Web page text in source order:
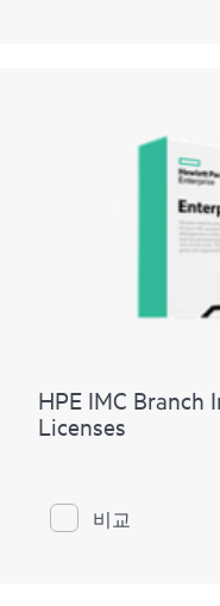
HPE IMC
Licenses
비교